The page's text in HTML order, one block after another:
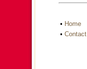
• Home
• Contact